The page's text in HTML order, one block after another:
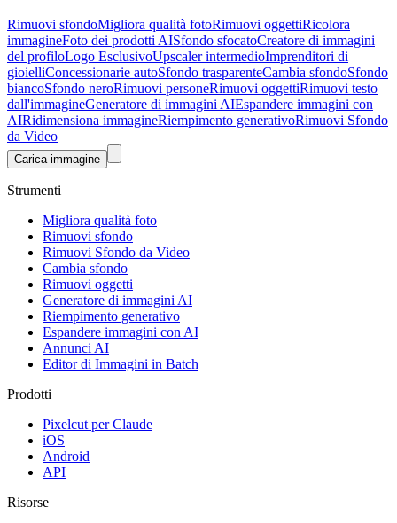
Rimuovi sfondoMigliora qualità fotoRimuovi oggettiRicolora
immagineFoto dei prodotti AISfondo sfocatoCreatore di immagini
del profiloLogo EsclusivoUpscaler intermedioImprenditori di
gioielliConcessionarie autoSfondo trasparenteCambia sfondoSfondo
biancoSfondo neroRimuovi personeRimuovi oggettiRimuovi testo
dall'immagineGeneratore di immagini AIEspandere immagini con
AIRidimensiona immagineRiempimento generativoRimuovi Sfondo
da Video
Carica immagine
Strumenti
Migliora qualità foto
Rimuovi sfondo
Rimuovi Sfondo da Video
Cambia sfondo
Rimuovi oggetti
Generatore di immagini AI
Riempimento generativo
Espandere immagini con AI
Annunci AI
Editor di Immagini in Batch
Prodotti
Pixelcut per Claude
iOS
Android
API
Risorse